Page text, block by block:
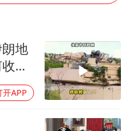
深圳地面沉降致车辆损坏系谣言
OpenAI免费版将升级为GPT-5.6 Luna
中方回应是否在太平洋海底开采稀土
新局 实干挑大梁
地
效
开APP